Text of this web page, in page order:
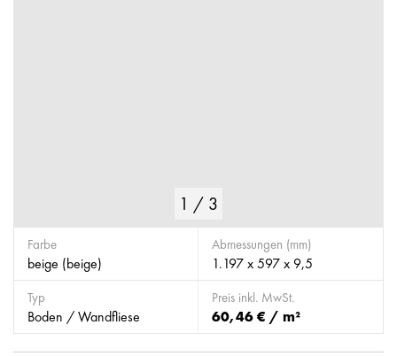
1 / 3
Farbe
beige (beige)
Abmessungen (mm)
1.197 x 597 x 9,5
Typ
Boden / Wandfliese
Preis inkl. MwSt.
60,46 € / m²